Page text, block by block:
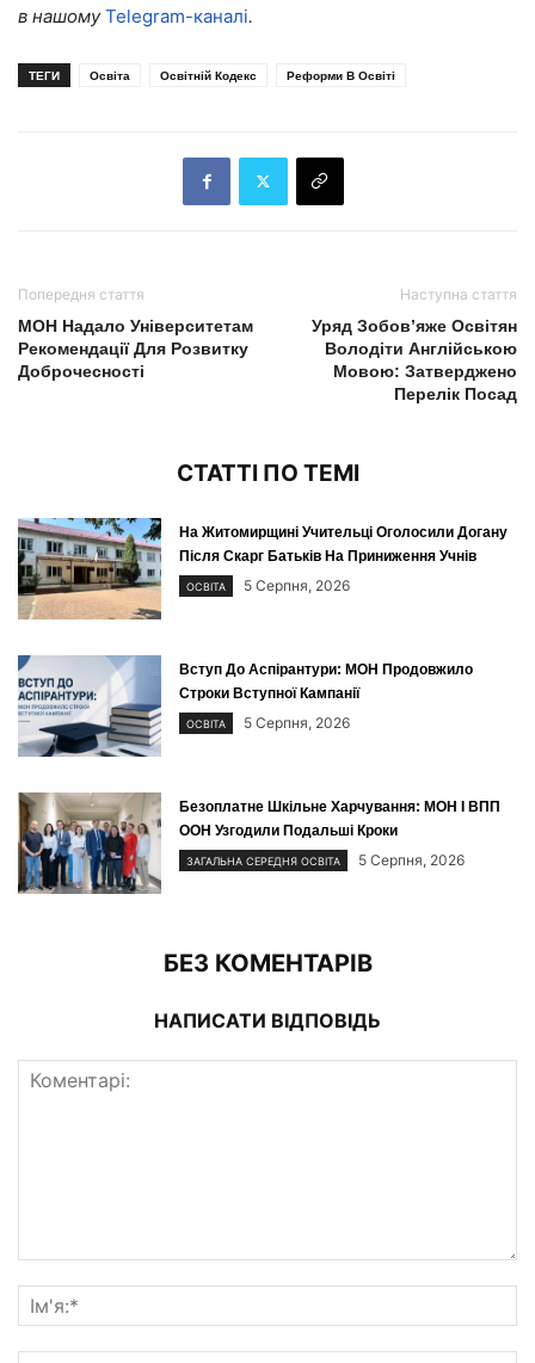
в нашомуTelegram-каналі.
ТЕГИ Освіта Освітній Кодекс Реформи В Освіті
Попередня стаття
МОН Надало Університетам
Рекомендації Для Розвитку
Доброчесності
Наступна стаття
Уряд Зобов’яже Освітян
Володіти Англійською
Мовою: Затверджено
Перелік Посад
СТАТТІ ПО ТЕМІ
На Житомирщині Учительці Оголосили Догану
Після Скарг Батьків На Приниження Учнів
ОСВІТА 5 Серпня, 2026
Вступ До Аспірантури: МОН Продовжило
Строки Вступної Кампанії
ОСВІТА 5 Серпня, 2026
Безоплатне Шкільне Харчування: МОН І ВПП
ООН Узгодили Подальші Кроки
ЗАГАЛЬНА СЕРЕДНЯ ОСВІТА 5 Серпня, 2026
БЕЗ КОМЕНТАРІВ
НАПИСАТИ ВІДПОВІДЬ